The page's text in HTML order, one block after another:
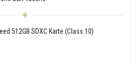
512GB SDXC Karte (Class 10)